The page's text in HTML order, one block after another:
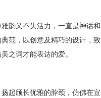
韵又不失活力，一直是神话和
范，以创意及精巧的设计，致
之词才能表达的爱。
起颀长优雅的脖颈，仿佛在宣